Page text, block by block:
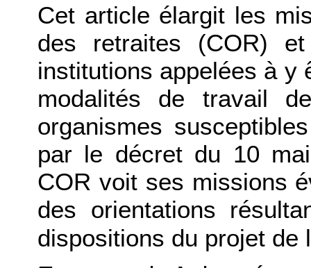
Cet article élargit les
des retraites (COR)
institutions appelées à y
modalités de travail
organismes
par le décret du 10
COR voit ses missions
des orientations
dispositions du projet de